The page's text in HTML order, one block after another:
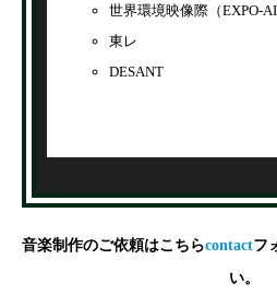
世界環境映像際（
東レ
DESANT
音楽制作のご依頼はこちらcontactフ
い。